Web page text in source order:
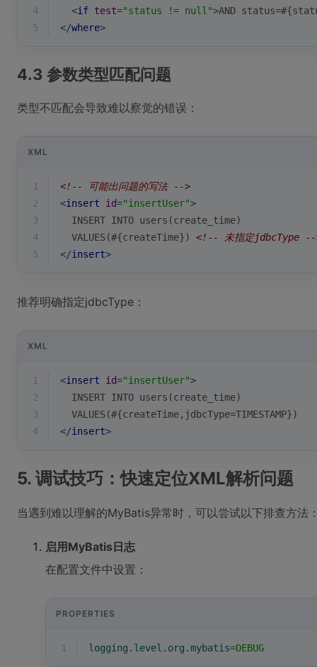
4
<if test="status != null">AND
5
</where>
4.3 参数类型匹配问题
类型不匹配会导致难以察觉的错误：
XML
1
<!-- 可能出问题的写法 -->
2
<insert id="insertUser">
3
  INSERT INTO users(create_time)
4
  VALUES(#{createTime})
<!-- 未指定jdbcType --
5
</insert>
推荐明确指定jdbcType：
XML
1 <insert id="insertUser">
2
  INSERT INTO users(create_time)
3
  VALUES(#{createTime,jdbcType=TIMESTAMP})
4
</insert>
5. 调试技巧：快速定位XML解析问题
当遇到难以理解的MyBatis异常时，可以尝试以下排查方法
启用MyBatis日志
在配置文件中设置：
PROPERTIES
1 logging.level.org.mybatis=DEBUG